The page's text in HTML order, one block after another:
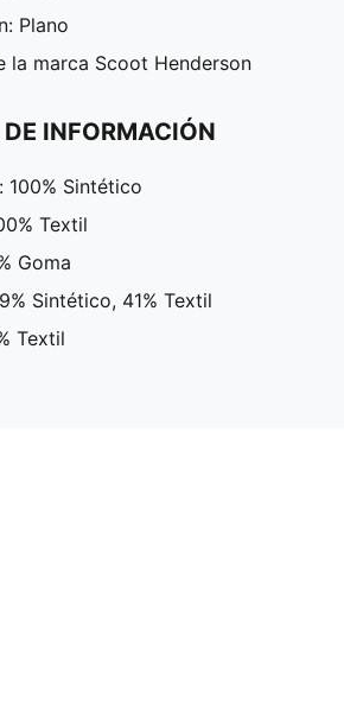
Plano
la marca Scoot Henderson
INFORMACIÓN
100% Sintético
Textil
Goma
Sintético, 41% Textil
Textil